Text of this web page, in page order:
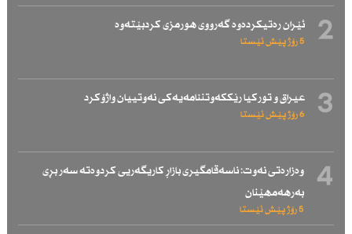
2 ئێران رەتیكردەوە گەرووی هورمزی كردبێتەوە
5 رۆژ پێش ئێستا
3 عیراق و توركیا رێككەوتننامەیەكی نەوتییان واژۆكرد
6 رۆژ پێش ئێستا
4
وەزارەتی نەوت: ناسەقامگیری بازاڕ كاریگەریی كردوەتە سەر بڕی
بەرهەمهێنان
5 رۆژ پێش ئێستا